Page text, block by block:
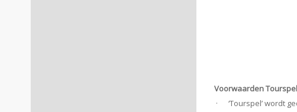
Voorwaarden Tourspel
· ‘Tourspel’ wordt